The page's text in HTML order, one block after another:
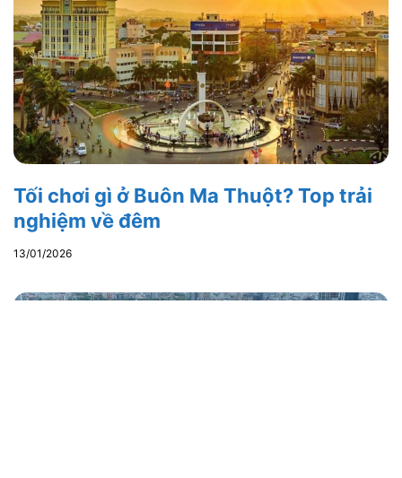
Tối chơi gì ở Buôn Ma Thuột? Top trải
nghiệm về đêm
13/01/2026